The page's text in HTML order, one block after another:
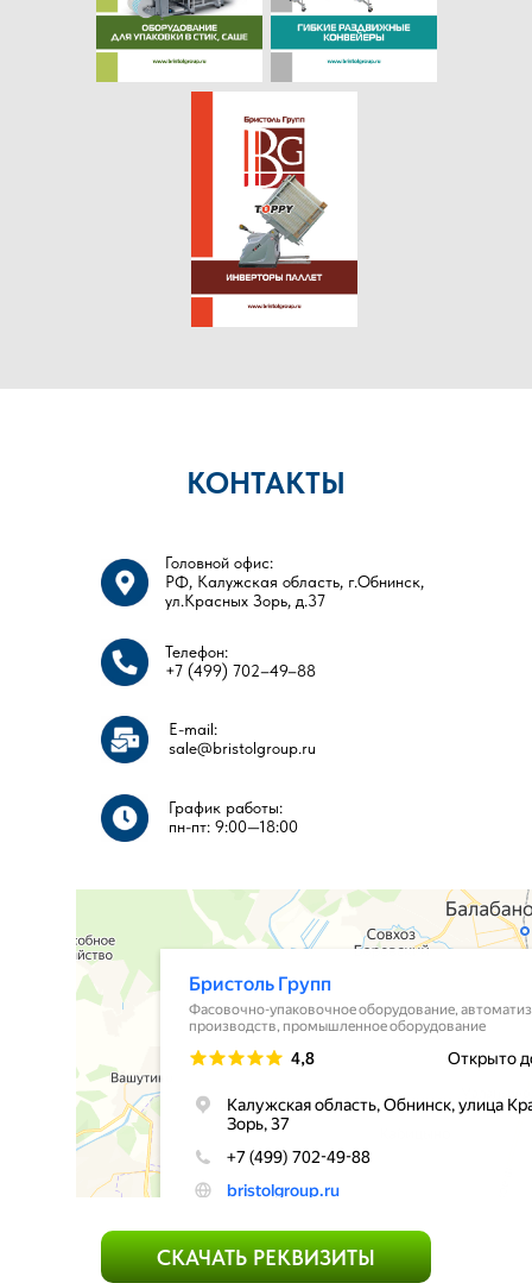
КОНТАКТЫ
Головной офис:
РФ, Калужская область, г.Обнинск,
ул.Красных Зорь, д.37
Телефон:
+7 (499) 702–49–88
E-mail:
sale@bristolgroup.ru
График работы:
пн-пт: 9:00—18:00​​
СКАЧАТЬ РЕКВИЗИТЫ